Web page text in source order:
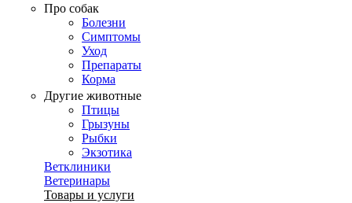
Про собак
Болезни
Симптомы
Уход
Препараты
Корма
Другие животные
Птицы
Грызуны
Рыбки
Экзотика
Ветклиники
Ветеринары
Товары и услуги